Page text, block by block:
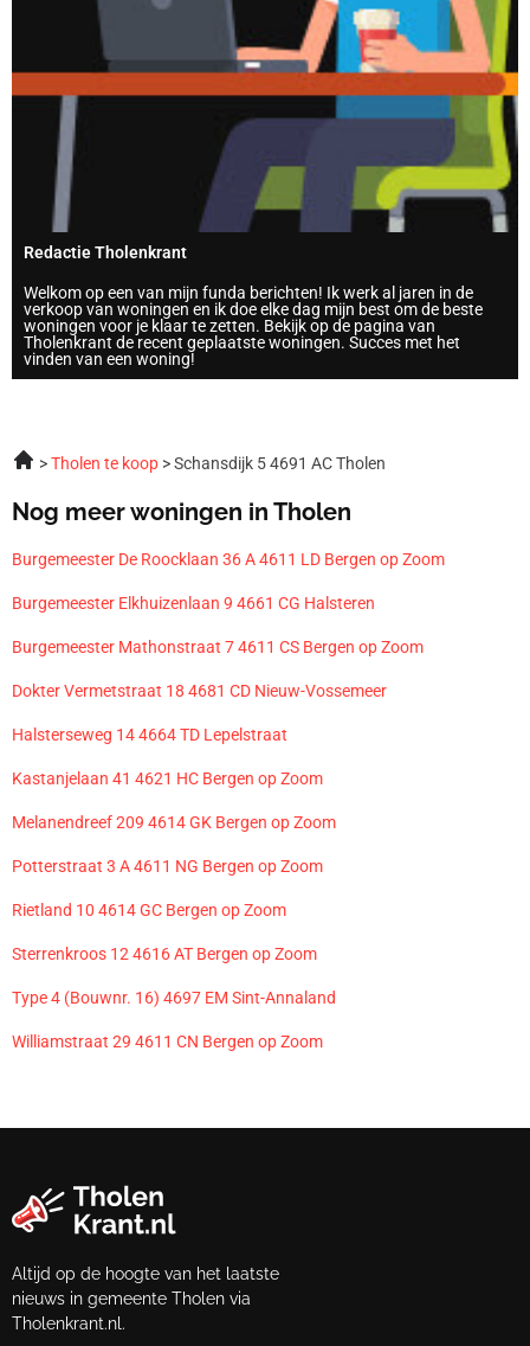
Redactie Tholenkrant
Welkom op een van mijn funda berichten! Ik werk al jaren in de
verkoop van woningen en ik doe elke dag mijn best om de beste
woningen voor je klaar te zetten. Bekijk op de pagina van
Tholenkrant de recent geplaatste woningen. Succes met het
vinden van een woning!
Tholen te koop Schansdijk 5 4691 AC Tholen
Nog meer woningen in Tholen
Burgemeester De Roocklaan 36 A 4611 LD Bergen op Zoom
Burgemeester Elkhuizenlaan 9 4661 CG Halsteren
Burgemeester Mathonstraat 7 4611 CS Bergen op Zoom
Dokter Vermetstraat 18 4681 CD Nieuw-Vossemeer
Halsterseweg 14 4664 TD Lepelstraat
Kastanjelaan 41 4621 HC Bergen op Zoom
Melanendreef 209 4614 GK Bergen op Zoom
Potterstraat 3 A 4611 NG Bergen op Zoom
Rietland 10 4614 GC Bergen op Zoom
Sterrenkroos 12 4616 AT Bergen op Zoom
Type 4 (Bouwnr. 16) 4697 EM Sint-Annaland
Williamstraat 29 4611 CN Bergen op Zoom
Altijd op de hoogte van het laatste
nieuws in gemeente Tholen via
Tholenkrant.nl.